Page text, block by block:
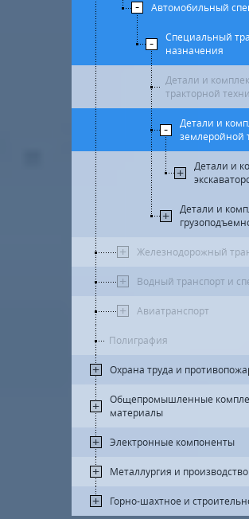
Автомобильный
Специальный
назначения
Детали и
тракторной
Детали и
землеройной
Детали и
Детали и
Железнодорожный
Водный транспорт и
Авиатранспорт
Полиграфия
Охрана труда и
Общепромышленные
материалы
Электронные компоненты
Металлургия и
Горно-шахтное и